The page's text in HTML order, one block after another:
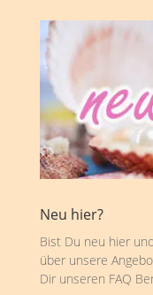
Neu hier?
Bist Du neu hier
über unsere
Dir unseren FAQ